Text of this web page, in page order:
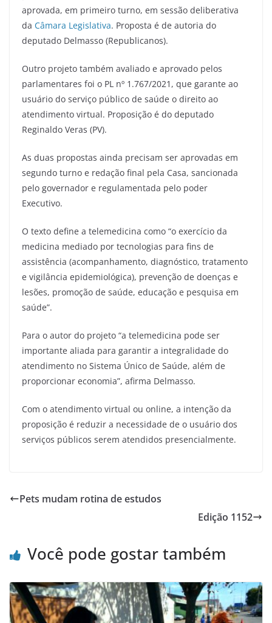
aprovada, em primeiro turno, em sessão deliberativa
da Câmara Legislativa. Proposta é de autoria do
deputado Delmasso (Republicanos).
Outro projeto também avaliado e aprovado pelos
parlamentares foi o PL nº 1.767/2021, que garante ao
usuário do serviço público de saúde o direito ao
atendimento virtual. Proposição é do deputado
Reginaldo Veras (PV).
As duas propostas ainda precisam ser aprovadas em
segundo turno e redação final pela Casa, sancionada
pelo governador e regulamentada pelo poder
Executivo.
O texto define a telemedicina como “o exercício da
medicina mediado por tecnologias para fins de
assistência (acompanhamento, diagnóstico, tratamento
e vigilância epidemiológica), prevenção de doenças e
lesões, promoção de saúde, educação e pesquisa em
saúde”.
Para o autor do projeto “a telemedicina pode ser
importante aliada para garantir a integralidade do
atendimento no Sistema Único de Saúde, além de
proporcionar economia”, afirma Delmasso.
Com o atendimento virtual ou online, a intenção da
proposição é reduzir a necessidade de o usuário dos
serviços públicos serem atendidos presencialmente.
Pets mudam rotina de estudos
Edição 1152
Você pode gostar também